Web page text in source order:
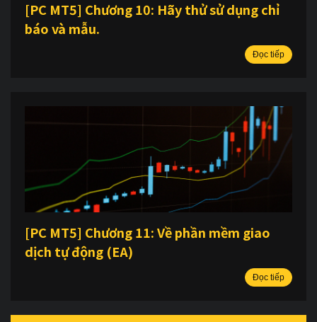
[PC MT5] Chương 10: Hãy thử sử dụng chỉ
báo và mẫu.
Đọc tiếp
[PC MT5] Chương 11: Về phần mềm giao
dịch tự động (EA)
Đọc tiếp